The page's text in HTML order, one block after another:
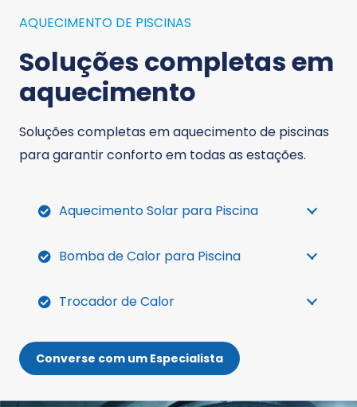
AQUECIMENTO DE PISCINAS
Soluções completas em
aquecimento
Soluções completas em aquecimento de piscinas
para garantir conforto em todas as estações.
Aquecimento Solar para Piscina
Bomba de Calor para Piscina
Trocador de Calor
Converse com um Especialista